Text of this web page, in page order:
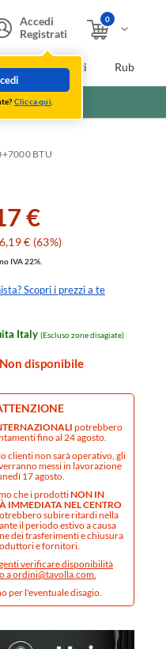
Accedi
Registrati
Clicca qui
0
Extra Sconti
BTU
€
€ (63%)
IVA 22%.
Scopri i prezzi a te
Italy (Escluso zone disagiate)
disponibile
potrebbero
fino al 24 agosto.
clienti non sarà operativo, gli
messi in lavorazione
17 agosto.
che i prodottiNON IN
IMMEDIATA NEL CENTRO
subire ritardi nella
il periodo estivo a causa
dei trasferimenti e chiusura
e fornitori.
verificare disponibilità
aordini@tavolla.com.
per l'eventuale disagio.